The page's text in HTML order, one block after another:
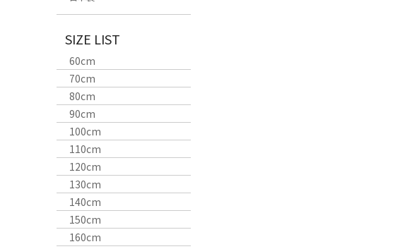
SIZE LIST
60cm
70cm
80cm
90cm
100cm
110cm
120cm
130cm
140cm
150cm
160cm